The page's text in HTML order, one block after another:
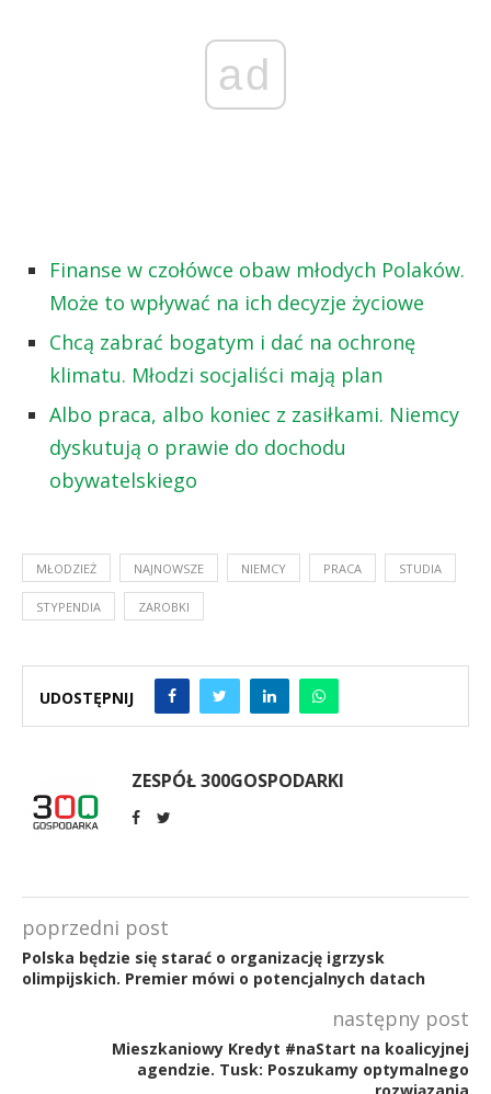
ad
Finanse w czołówce obaw młodych Polaków.
Może to wpływać na ich decyzje życiowe
Chcą zabrać bogatym i dać na ochronę
klimatu. Młodzi socjaliści mają plan
Albo praca, albo koniec z zasiłkami. Niemcy
dyskutują o prawie do dochodu
obywatelskiego
MŁODZIEŻ NAJNOWSZE NIEMCY PRACA STUDIA
STYPENDIA ZAROBKI
UDOSTĘPNIJ
ZESPÓŁ 300GOSPODARKI
poprzedni post
Polska będzie się starać o organizację igrzysk
olimpijskich. Premier mówi o potencjalnych datach
następny post
Mieszkaniowy Kredyt #naStart na koalicyjnej
agendzie. Tusk: Poszukamy optymalnego
rozwiązania